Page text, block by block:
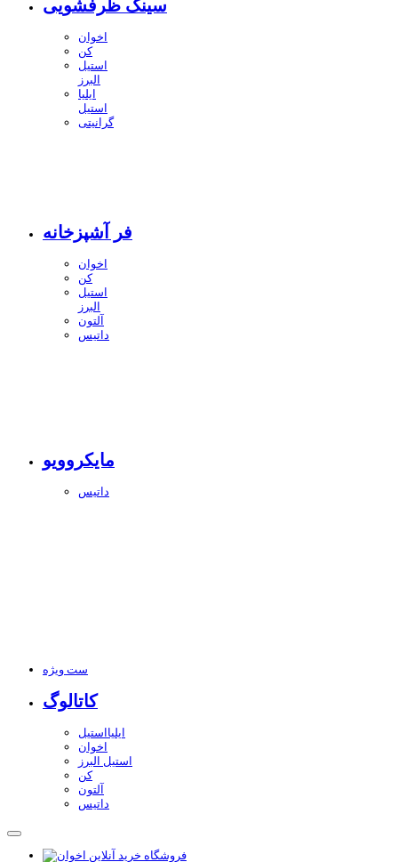
سینک ظرفشویی
اخوان
کن
استیل
البرز
ایلیا
استیل
گرانیتی
فر آشپزخانه
اخوان
کن
استیل
البرز
آلتون
داتیس
مایکروویو
داتیس
ست ویژه
کاتالوگ
ایلیااستیل
اخوان
استیل البرز
کن
آلتون
داتیس